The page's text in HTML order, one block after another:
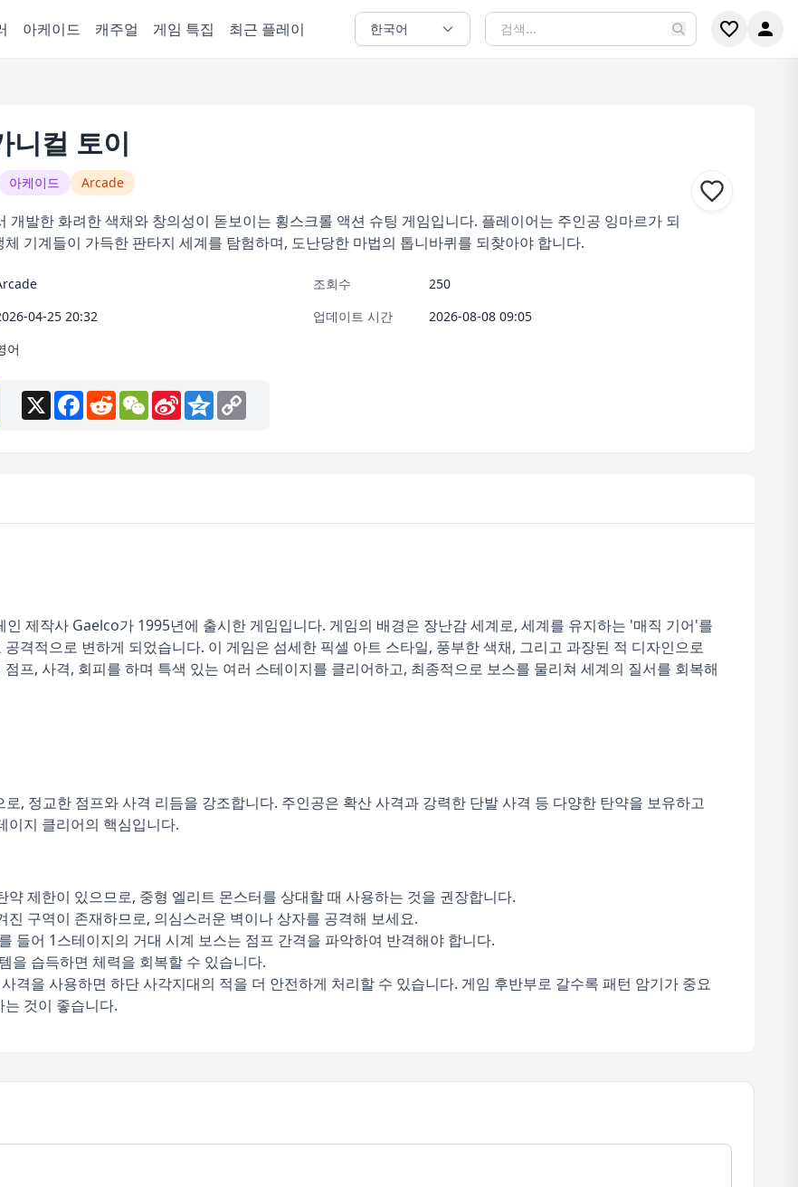
아케이드 캐주얼 게임 특집 최근 플레이 한국어
니컬 토이
아케이드 Arcade
개발한 화려한 색채와 창의성이 돋보이는 횡스크롤 액션 슈팅 게임입니다. 플레이어는 주인공 잉마르가 되
기계들이 가득한 판타지 세계를 탐험하며, 도난당한 마법의 톱니바퀴를 되찾아야 합니다.
조회수
250
04-25 20:32 업데이트 시간
2026-08-08 09:05
어
X Facebook
RedditWeChat
Sina
Weibo
Qzone
제작사 Gaelco가 1995년에 출시한 게임입니다. 게임의 배경은 장난감 세계로, 세계를 유지하는 '매직 기어'를
격적으로 변하게 되었습니다. 이 게임은 섬세한 픽셀 아트 스타일, 풍부한 색채, 그리고 과장된 적 디자인으로
프, 사격, 회피를 하며 특색 있는 여러 스테이지를 클리어하고, 최종적으로 보스를 물리쳐 세계의 질서를 회복해
, 정교한 점프와 사격 리듬을 강조합니다. 주인공은 확산 사격과 강력한 단발 사격 등 다양한 탄약을 보유하고
이지 클리어의 핵심입니다.
제한이 있으므로, 중형 엘리트 몬스터를 상대할 때 사용하는 것을 권장합니다.
구역이 존재하므로, 의심스러운 벽이나 상자를 공격해 보세요.
들어 1스테이지의 거대 시계 보스는 점프 간격을 파악하여 반격해야 합니다.
을 습득하면 체력을 회복할 수 있습니다.
격을 사용하면 하단 사각지대의 적을 더 안전하게 처리할 수 있습니다. 게임 후반부로 갈수록 패턴 암기가 중요
것이 좋습니다.